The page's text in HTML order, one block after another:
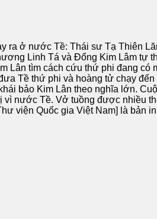
ở nước Tề: Thái sư Tạ Thiên
Linh Tá và Đổng Kim Lâm tự
tìm cách cứu thứ phi đang có
Tề thứ phi và hoàng tử chạy
bảo Kim Lân theo nghĩa lớn.
nước Tề. Vở tuồng được nhiều
viện Quốc gia Việt Nam] là bản